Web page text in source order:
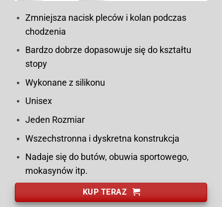
Zmniejsza nacisk pleców i kolan podczas
chodzenia
Bardzo dobrze dopasowuje się do kształtu
stopy
Wykonane z silikonu
Unisex
Jeden Rozmiar
Wszechstronna i dyskretna konstrukcja
Nadaje się do butów, obuwia sportowego,
mokasynów itp.
KUP TERAZ